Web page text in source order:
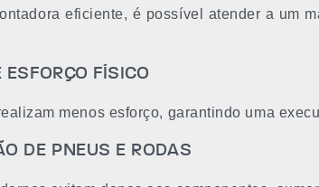
eficiente, é possível atender a um
ESFORÇO FÍSICO
menos esforço, garantindo uma
DE PNEUS E RODAS